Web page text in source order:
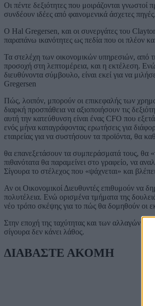
Οι πέντε δεξιότητες που μοιράζονται
συνδέουν ιδέες από φαινομενικά άσχετες πηγές.
O Hal Gregersen, και οι συνεργάτες του
παραπάνω ικανότητες ως πεδία που οι πλέον
Τα στελέχη των οικονομικών υπηρεσιών, από
προσοχή στη λεπτομέρεια, και η εκτέλεση. Ενώ
διευθύνοντα σύμβουλο, είναι εκεί για να
Gregersen
Πώς, λοιπόν, μπορούν οι επικεφαλής των
διαρκή προσπάθεια να αξιοποιήσουν τις
αυτή την κατεύθυνση είναι ένας CFO που
ενός μήνα καταγράφοντας ερωτήσεις για
εταιρείας για να συστήσουν τα προϊόντα, θα
θα επανεξετάσουν τα συμπεράσματά τους, θα
πιθανότατα θα παραμείνει στο γραφείο, να
Σίγουρα το στέλεχος που «ψάχνεται» και
Αν οι Οικονομικοί Διευθυντές επιθυμούν να
πολυτέλεια. Ενώ ορισμένα τμήματα της
νέο τρόπο σκέψης για το πώς θα δομηθούν οι
Στην εποχή της ταχύτητας και των αλλαγών
σίγουρα δεν κάνει λάθος.
ΔΙΑΒΑΣΤΕ ΑΚΟΜΗ